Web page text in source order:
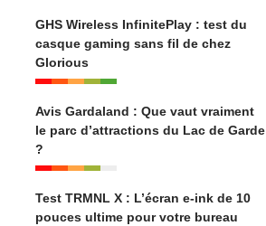
GHS Wireless InfinitePlay : test du
casque gaming sans fil de chez
Glorious
Avis Gardaland : Que vaut vraiment
le parc d’attractions du Lac de Garde
?
Test TRMNL X : L’écran e-ink de 10
pouces ultime pour votre bureau